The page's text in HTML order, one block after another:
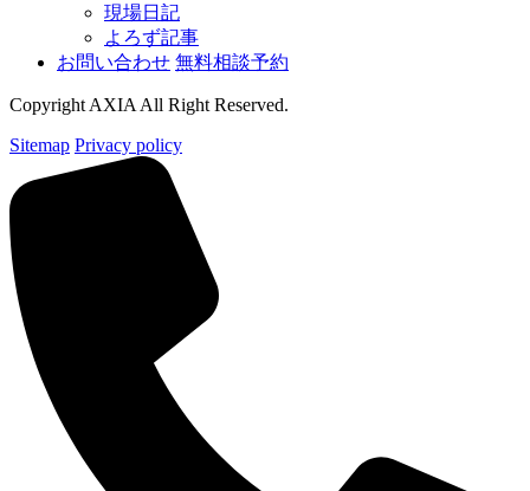
現場日記
よろず記事
お問い合わせ 無料相談予約
Copyright AXIA All Right Reserved.
Sitemap Privacy policy